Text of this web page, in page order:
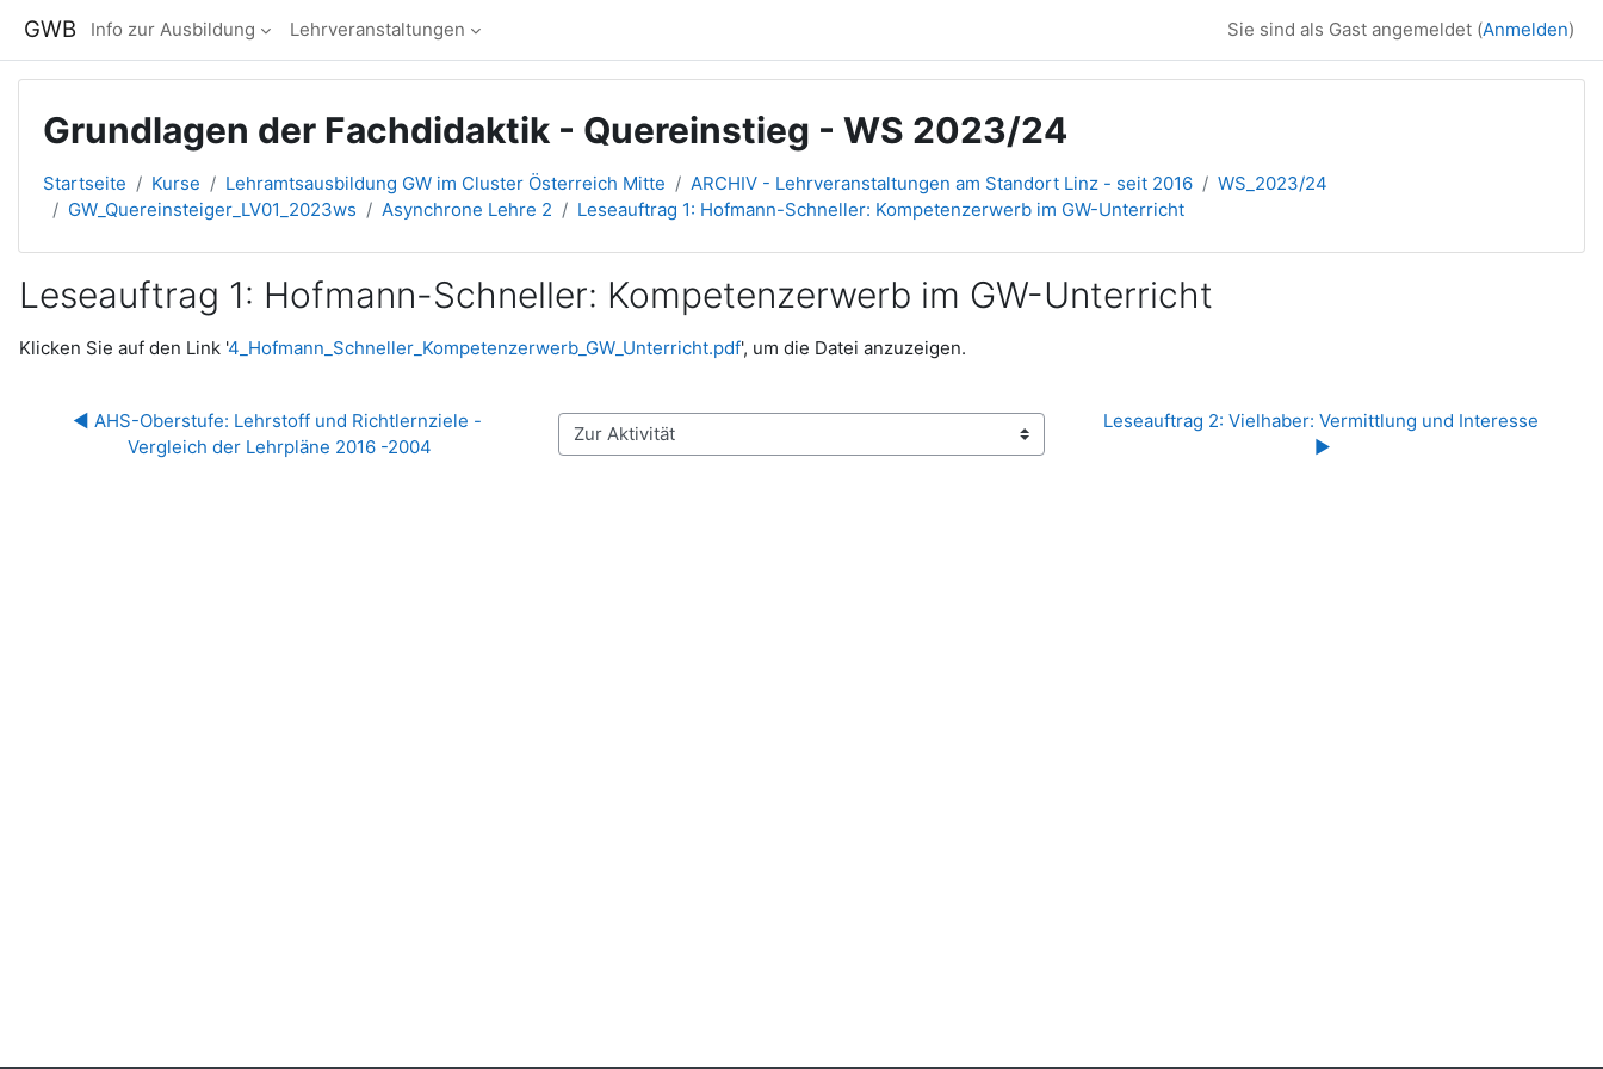
GWB Info zur Ausbildung Lehrveranstaltungen Sie sind als Gast angemeldet (Anmelden)
Grundlagen der Fachdidaktik - Quereinstieg - WS 2023/24
Startseite Kurse Lehramtsausbildung GW im Cluster Österreich Mitte ARCHIV - Lehrveranstaltungen am Standort Linz - seit 2016
WS_2023/24
GW_Quereinsteiger_LV01_2023ws
Asynchrone Lehre 2 Leseauftrag 1: Hofmann-Schneller: Kompetenzerwerb im GW-Unterricht
Leseauftrag 1: Hofmann-Schneller: Kompetenzerwerb im GW-Unterricht
Abschlussbedingungen
Klicken Sie auf den Link '4_Hofmann_Schneller_Kompetenzerwerb_GW_Unterricht.pdf', um die Datei anzuzeigen.
◀︎ AHS-Oberstufe: Lehrstoff und Richtlernziele -
Vergleich der Lehrpläne 2016 -2004
Zur Aktivität
Leseauftrag 2: Vielhaber: Vermittlung und Interesse
▶︎